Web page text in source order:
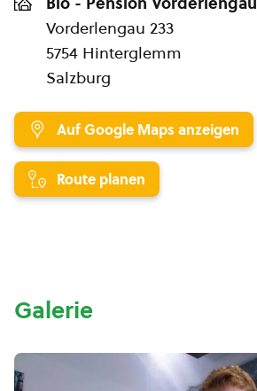
Vorderlengau 233
5754 Hinterglemm
Salzburg
Auf Google Maps anzeigen
Route planen
Galerie